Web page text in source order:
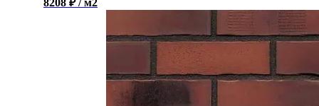
8208 ₽ / м2